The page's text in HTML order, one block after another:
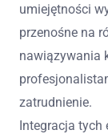
umiejętności
przenośne na
nawiązywania
zatrudnienie.
Integracja tych